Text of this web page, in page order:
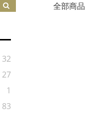
32
27
1
83
全部商品